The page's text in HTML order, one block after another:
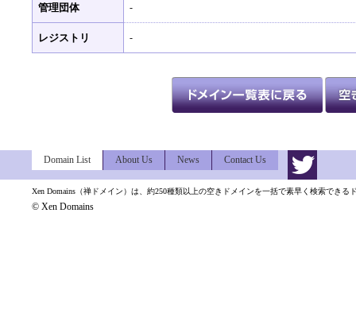
管理団体 -
レジストリ -
Domain List About Us News Contact Us
Xen Domains（禅ドメイン）は、約250種類以上の空きドメインを一括で素早く検索できる
© Xen Domains